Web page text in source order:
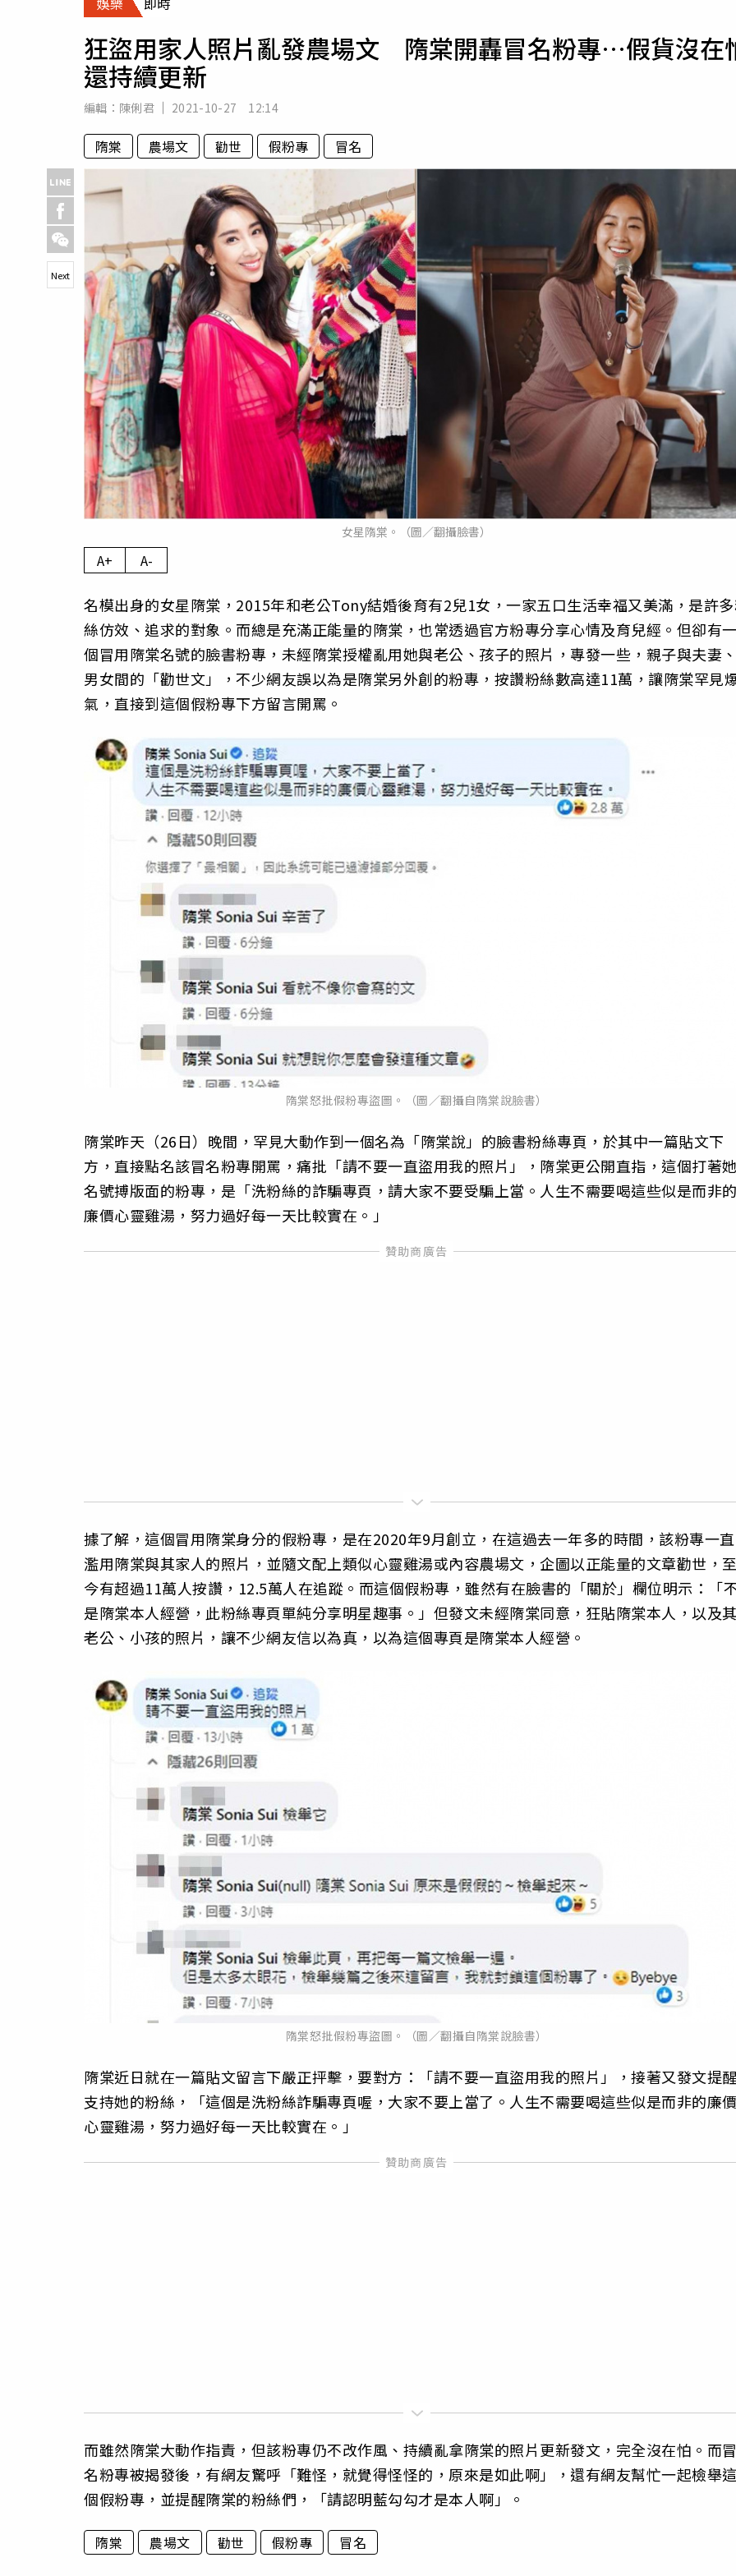
專欄
運勢
狂盜用家人照片亂發農場文 隋棠開轟冒名粉專…假貨沒在
還持續更新
編輯： 陳俐君 2021-10-27 12:14
隋棠 農場文 勸世 假粉專 冒名
女星隋棠。（圖／翻攝臉書）
Next
A+ A-
名模出身的女星隋棠，2015年和老公Tony結婚後育有2兒1女，一家五口生活幸福又美滿，是許
絲仿效、追求的對象。而總是充滿正能量的隋棠，也常透過官方粉專分享心情及育兒經。但卻有
個冒用隋棠名號的臉書粉專，未經隋棠授權亂用她與老公、孩子的照片，專發一些，親子與夫妻
男女間的「勸世文」，不少網友誤以為是隋棠另外創的粉專，按讚粉絲數高達11萬，讓隋棠罕見
氣，直接到這個假粉專下方留言開罵。
隋棠怒批假粉專盜圖。（圖／翻攝自隋棠說臉書）
隋棠昨天（26日）晚間，罕見大動作到一個名為「隋棠說」的臉書粉絲專頁，於其中一篇貼文下
方，直接點名該冒名粉專開罵，痛批「請不要一直盜用我的照片」，隋棠更公開直指，這個打著
名號搏版面的粉專，是「洗粉絲的詐騙專頁，請大家不要受騙上當。人生不需要喝這些似是而非
廉價心靈雞湯，努力過好每一天比較實在。」
據了解，這個冒用隋棠身分的假粉專，是在2020年9月創立，在這過去一年多的時間，該粉專一直
濫用隋棠與其家人的照片，並隨文配上類似心靈雞湯或內容農場文，企圖以正能量的文章勸世，
今有超過11萬人按讚，12.5萬人在追蹤。而這個假粉專，雖然有在臉書的「關於」欄位明示：「
是隋棠本人經營，此粉絲專頁單純分享明星趣事。」但發文未經隋棠同意，狂貼隋棠本人，以及
老公、小孩的照片，讓不少網友信以為真，以為這個專頁是隋棠本人經營。
隋棠怒批假粉專盜圖。（圖／翻攝自隋棠說臉書）
隋棠近日就在一篇貼文留言下嚴正抨擊，要對方：「請不要一直盜用我的照片」，接著又發文提
支持她的粉絲，「這個是洗粉絲詐騙專頁喔，大家不要上當了。人生不需要喝這些似是而非的廉
心靈雞湯，努力過好每一天比較實在。」
而雖然隋棠大動作指責，但該粉專仍不改作風、持續亂拿隋棠的照片更新發文，完全沒在怕。而
名粉專被揭發後，有網友驚呼「難怪，就覺得怪怪的，原來是如此啊」，還有網友幫忙一起檢舉
個假粉專，並提醒隋棠的粉絲們，「請認明藍勾勾才是本人啊」。
隋棠 農場文 勸世 假粉專 冒名